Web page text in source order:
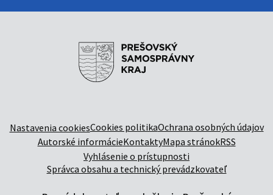
Nastavenia cookiesCookies politikaOchrana osobných údajov
Autorské informácieKontaktyMapa stránokRSS
Vyhlásenie o prístupnosti
Správca obsahu a technický prevádzkovateľ